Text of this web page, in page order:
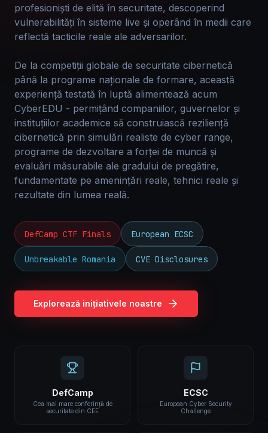
profesioniști de elită în securitate, descoperind
vulnerabilități în sisteme live și operând în medii care
reflectă tacticile reale ale adversarilor.
De la competiții globale de securitate cibernetică
până la programe naționale de formare, această
experiență testată în luptă alimentează acum
CyberEDU - permițând companiilor, guvernelor și
instituțiilor academice să construiască reziliență
cibernetică prin simulări realiste de cyber range,
programe de dezvoltare a forței de muncă și
evaluări măsurabile ale gradului de pregătire,
fundamentate pe amenințări reale, tehnici reale și
rezultate din lumea reală.
DefCamp CTF Finals European ECSC
Unbreakable Romania CVE Disclosures
Explorează inițiativele noastre
DefCamp
Cea mai mare conferință de
securitate din CEE
ECSC
European Cyber Security
Challenge